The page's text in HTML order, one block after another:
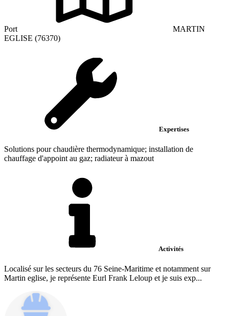
Port
MARTIN
EGLISE (76370)
Expertises
Solutions pour chaudière thermodynamique; installation de
chauffage d'appoint au gaz; radiateur à mazout
Activités
Localisé sur les secteurs du 76 Seine-Maritime et notamment sur
Martin eglise, je représente Eurl Frank Leloup et je suis exp...